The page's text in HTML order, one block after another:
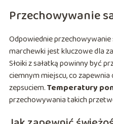
Przechowywanie
Odpowiednie przechowywanie
marchewki jest kluczowe dla
Słoiki z sałatką powinny być
ciemnym miejscu, co
zepsuciem.Temperatury
przechowywania takich